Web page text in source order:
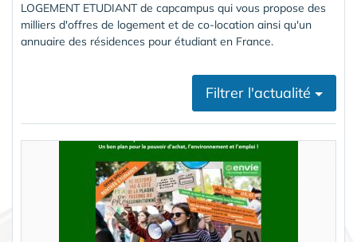
LOGEMENT ETUDIANT de capcampus qui vous propose des
milliers d'offres de logement et de co-location ainsi qu'un
annuaire des résidences pour étudiant en France.
Filtrer l'actualité